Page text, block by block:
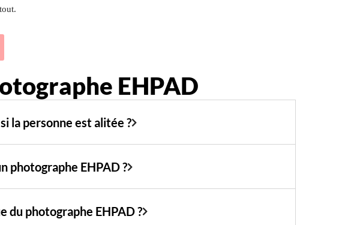
EHPAD
la personne est alitée ?
photographe EHPAD ?
du photographe EHPAD ?